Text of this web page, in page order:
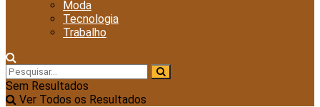
Moda
Tecnologia
Trabalho
Sem Resultados
Ver Todos os Resultados